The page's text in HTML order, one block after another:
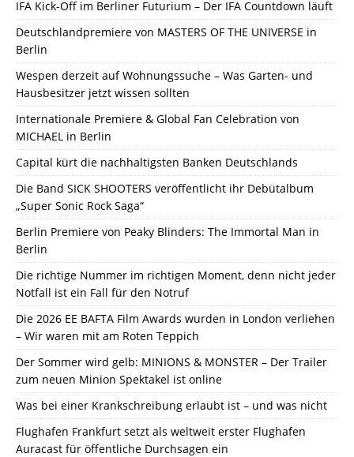
IFA Kick-Off im Berliner Futurium – Der IFA Countdown läuft
Deutschlandpremiere von MASTERS OF THE UNIVERSE in
Berlin
Wespen derzeit auf Wohnungssuche – Was Garten- und
Hausbesitzer jetzt wissen sollten
Internationale Premiere & Global Fan Celebration von
MICHAEL in Berlin
Capital kürt die nachhaltigsten Banken Deutschlands
Die Band SICK SHOOTERS veröffentlicht ihr Debütalbum
„Super Sonic Rock Saga“
Berlin Premiere von Peaky Blinders: The Immortal Man in
Berlin
Die richtige Nummer im richtigen Moment, denn nicht jeder
Notfall ist ein Fall für den Notruf
Die 2026 EE BAFTA Film Awards wurden in London verliehen
– Wir waren mit am Roten Teppich
Der Sommer wird gelb: MINIONS & MONSTER – Der Trailer
zum neuen Minion Spektakel ist online
Was bei einer Krankschreibung erlaubt ist – und was nicht
Flughafen Frankfurt setzt als weltweit erster Flughafen
Auracast für öffentliche Durchsagen ein